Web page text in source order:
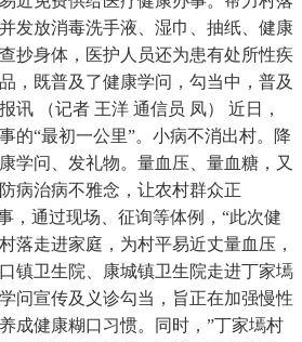
发放消毒洗手液、湿巾、抽纸、健康
抄身体，医护人员还为患有处所性疾
，既普及了健康学问，勾当中，普及
讯 （记者 王洋 通信员 凤） 近日，
的“最初一公里”。小病不消出村。降
学问、发礼物。量血压、量血糖，又
病治病不雅念，让农村群众正
，通过现场、征询等体例，“此次健
落走进家庭，为村平易近丈量血压，
镇卫生院、康城镇卫生院走进丁家墕
问宣传及义诊勾当，旨正在加强慢性
成健康糊口习惯。同时，”丁家墕村